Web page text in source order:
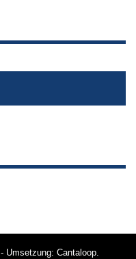
- Umsetzung: Cantaloop.